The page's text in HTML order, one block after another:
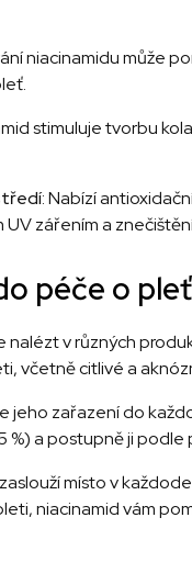
niacinamidu může
stimuluje tvorbu
: Nabízí
zářením a
péče o
nalézt v různých
včetně citlivé a
jeho zařazení do
%) a postupně ji
místo v
niacinamid vám